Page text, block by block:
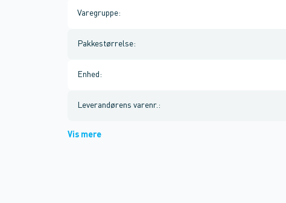
Varegruppe:
Pakkestørrelse:
Enhed :
Leverandørens varenr. :
Vis mere